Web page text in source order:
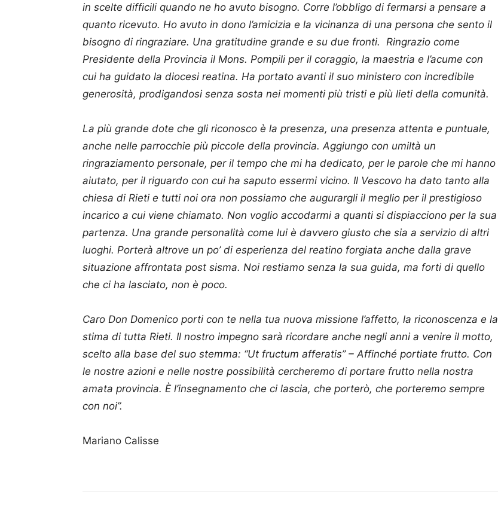
in scelte difficili quando ne ho avuto bisogno. Corre l’obbligo di fermarsi a pensare a
quanto ricevuto. Ho avuto in dono l’amicizia e la vicinanza di una persona che sento il
bisogno di ringraziare. Una gratitudine grande e su due fronti. Ringrazio come
Presidente della Provincia il Mons. Pompili per il coraggio, la maestria e l’acume con
cui ha guidato la diocesi reatina. Ha portato avanti il suo ministero con incredibile
generosità, prodigandosi senza sosta nei momenti più tristi e più lieti della comunità.
La più grande dote che gli riconosco è la presenza, una presenza attenta e puntuale,
anche nelle parrocchie più piccole della provincia. Aggiungo con umiltà un
ringraziamento personale, per il tempo che mi ha dedicato, per le parole che mi hanno
aiutato, per il riguardo con cui ha saputo essermi vicino. Il Vescovo ha dato tanto alla
chiesa di Rieti e tutti noi ora non possiamo che augurargli il meglio per il prestigioso
incarico a cui viene chiamato. Non voglio accodarmi a quanti si dispiacciono per la sua
partenza. Una grande personalità come lui è davvero giusto che sia a servizio di altri
luoghi. Porterà altrove un po’ di esperienza del reatino forgiata anche dalla grave
situazione affrontata post sisma. Noi restiamo senza la sua guida, ma forti di quello
che ci ha lasciato, non è poco.
Caro Don Domenico porti con te nella tua nuova missione l’affetto, la riconoscenza e la
stima di tutta Rieti. Il nostro impegno sarà ricordare anche negli anni a venire il motto,
scelto alla base del suo stemma: “Ut fructum afferatis” – Affinché portiate frutto. Con
le nostre azioni e nelle nostre possibilità cercheremo di portare frutto nella nostra
amata provincia. È l’insegnamento che ci lascia, che porterò, che porteremo sempre
con noi”.
Mariano Calisse